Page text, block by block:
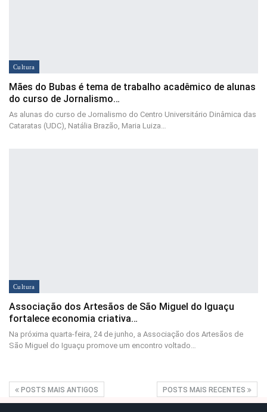
Cultura
Mães do Bubas é tema de trabalho acadêmico de alunas
do curso de Jornalismo…
As alunas do curso de Jornalismo do Centro Universitário Dinâmica das
Cataratas (UDC), Natália Brazão, Maria Luiza…
Cultura
Associação dos Artesãos de São Miguel do Iguaçu
fortalece economia criativa…
Na próxima quarta-feira, 24 de junho, a Associação dos Artesãos de
São Miguel do Iguaçu promove um encontro voltado…
POSTS MAIS ANTIGOS POSTS MAIS RECENTES